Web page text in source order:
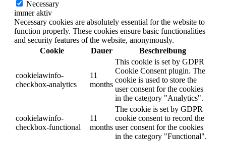
Necessary
immer aktiv
Necessary cookies are absolutely essential for the website to
function properly. These cookies ensure basic functionalities
and security features of the website, anonymously.
Cookie
Dauer Beschreibung
cookielawinfo-
checkbox-analytics
11
months
This cookie is set by GDPR
Cookie Consent plugin. The
cookie is used to store the
user consent for the cookies
in the category "Analytics".
cookielawinfo-
checkbox-functional
11
months
The cookie is set by GDPR
cookie consent to record the
user consent for the cookies
in the category "Functional".